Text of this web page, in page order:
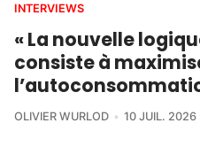
INTERVIEWS
« La nouvelle
consiste à
OLIVIER WURLOD 10 JUIL. 2026